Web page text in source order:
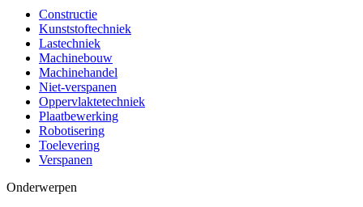
Constructie
Kunststoftechniek
Lastechniek
Machinebouw
Machinehandel
Niet-verspanen
Oppervlaktetechniek
Plaatbewerking
Robotisering
Toelevering
Verspanen
Onderwerpen